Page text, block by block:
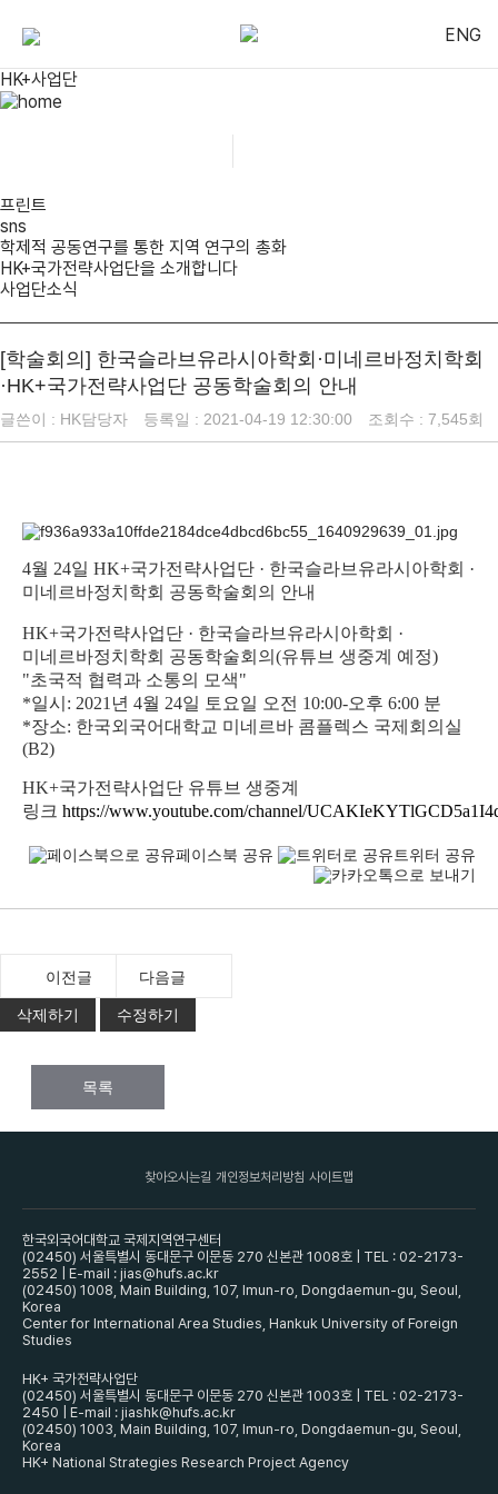
ENG
HK+사업단
프린트
sns
학제적 공동연구를 통한 지역 연구의 총화
HK+국가전략사업단을 소개합니다
사업단소식
[학술회의] 한국슬라브유라시아학회·미네르바정치학회
·HK+국가전략사업단 공동학술회의 안내
글쓴이 : HK담당자 등록일 : 2021-04-19 12:30:00 조회수 : 7,545회
4월 24일 HK+국가전략사업단 · 한국슬라브유라시아학회 ·
미네르바정치학회 공동학술회의 안내
HK+국가전략사업단 · 한국슬라브유라시아학회 ·
미네르바정치학회 공동학술회의(유튜브 생중계 예정)
"초국적 협력과 소통의 모색"
*일시: 2021년 4월 24일 토요일 오전 10:00-오후 6:00 분
*장소: 한국외국어대학교 미네르바 콤플렉스 국제회의실
(B2)
HK+국가전략사업단 유튜브 생중계
링크 https://www.youtube.com/channel/
페이스북 공유 트위터 공유
이전글 다음글
삭제하기 수정하기
목록
찾아오시는길 개인정보처리방침 사이트맵
한국외국어대학교 국제지역연구센터
(02450) 서울특별시 동대문구 이문동 270 신본관 1008호 | TEL : 02-2173-
2552 | E-mail : jias@hufs.ac.kr
(02450) 1008, Main Building, 107, Imun-ro, Dongdaemun-gu, Seoul,
Korea
Center for International Area Studies, Hankuk University of Foreign
Studies
HK+ 국가전략사업단
(02450) 서울특별시 동대문구 이문동 270 신본관 1003호 | TEL : 02-2173-
2450 | E-mail : jiashk@hufs.ac.kr
(02450) 1003, Main Building, 107, Imun-ro, Dongdaemun-gu, Seoul,
Korea
HK+ National Strategies Research Project Agency